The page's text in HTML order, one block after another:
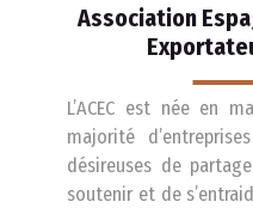
Association
L’ACEC est née en
majorité
désireuses de
soutenir et de